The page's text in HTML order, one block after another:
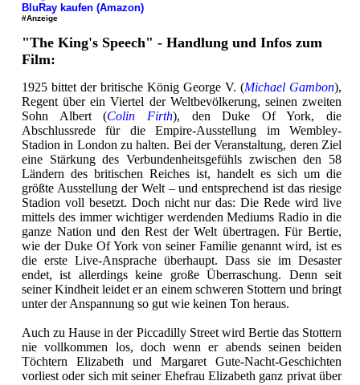
BluRay kaufen (Amazon)
#Anzeige
"The King's Speech" - Handlung und Infos zum
Film:
1925 bittet der britische König George V. (Michael Gambon),
Regent über ein Viertel der Weltbevölkerung, seinen zweiten
Sohn Albert (Colin Firth), den Duke Of York, die
Abschlussrede für die Empire-Ausstellung im Wembley-
Stadion in London zu halten. Bei der Veranstaltung, deren Ziel
eine Stärkung des Verbundenheitsgefühls zwischen den 58
Ländern des britischen Reiches ist, handelt es sich um die
größte Ausstellung der Welt – und entsprechend ist das riesige
Stadion voll besetzt. Doch nicht nur das: Die Rede wird live
mittels des immer wichtiger werdenden Mediums Radio in die
ganze Nation und den Rest der Welt übertragen. Für Bertie,
wie der Duke Of York von seiner Familie genannt wird, ist es
die erste Live-Ansprache überhaupt. Dass sie im Desaster
endet, ist allerdings keine große Überraschung. Denn seit
seiner Kindheit leidet er an einem schweren Stottern und bringt
unter der Anspannung so gut wie keinen Ton heraus.
Auch zu Hause in der Piccadilly Street wird Bertie das Stottern
nie vollkommen los, doch wenn er abends seinen beiden
Töchtern Elizabeth und Margaret Gute-Nacht-Geschichten
vorliest oder sich mit seiner Ehefrau Elizabeth ganz privat über